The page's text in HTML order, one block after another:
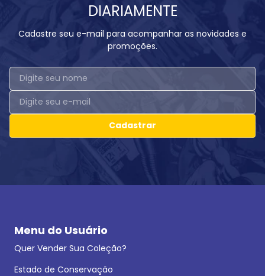
DIARIAMENTE
Cadastre seu e-mail para acompanhar as novidades e
promoções.
Cadastrar
Menu do Usuário
Quer Vender Sua Coleção?
Estado de Conservação